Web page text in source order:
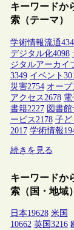
キーワードか
索（テーマ）
学術情報流通
デジタル化4098
ジタルアーカイ
3349 イベント
災害2754 オープ
アクセス 2678 電
書籍2227 図書館
ービス 2178 子ど
2017 学術情報
続きを見る
キーワードか
索（国・地域）
日本19628 米国
10662 英国 3216